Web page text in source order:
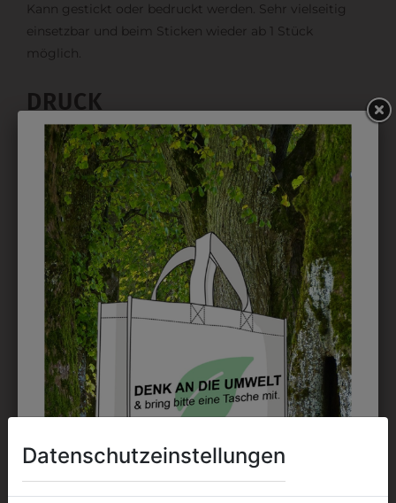
Kann gestickt oder bedruckt werden. Sehr vielseitig
einsetzbar und beim Sticken wieder ab 1 Stück
möglich.
DRUCK
Perfekt für große Logos und für kleine Details, jedoch
kostet jede Farbe extra und ist erst ab 12 Stück
möglich. Waschbar bis zu 60°C.
DAS KÖNNTE IHNEN
AUCH GEFALLEN
Datenschutzeinstellungen